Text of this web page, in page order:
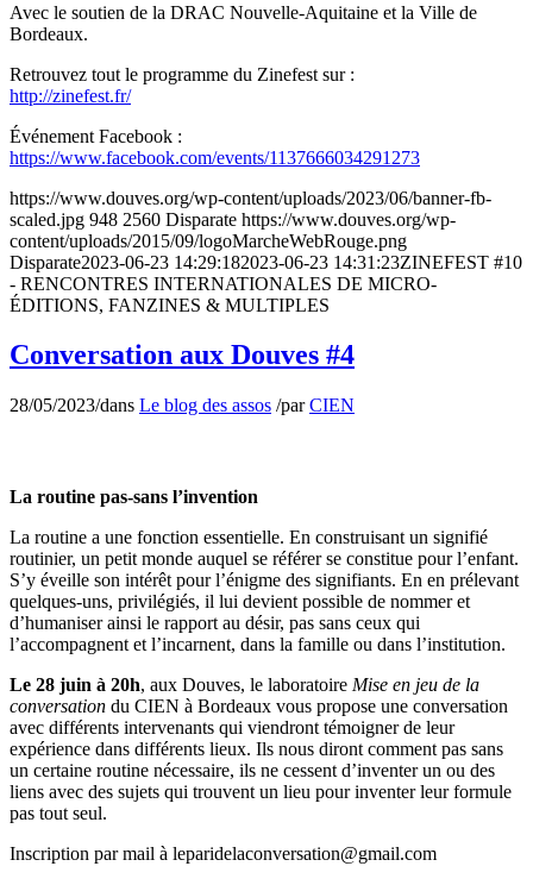
Avec le soutien de la DRAC Nouvelle-Aquitaine et la Ville de
Bordeaux.
Retrouvez tout le programme du Zinefest sur :
http://zinefest.fr/
Événement Facebook :
https://www.facebook.com/events/1137666034291273
https://www.douves.org/wp-content/uploads/2023/06/banner-fb-
scaled.jpg 948 2560 Disparate https://www.douves.org/wp-
content/uploads/2015/09/logoMarcheWebRouge.png
Disparate2023-06-23 14:29:182023-06-23 14:31:23ZINEFEST #10
- RENCONTRES INTERNATIONALES DE MICRO-
ÉDITIONS, FANZINES & MULTIPLES
Conversation aux Douves #4
28/05/2023/dans Le blog des assos /parCIEN
La routine pas-sans l’invention
La routine a une fonction essentielle. En construisant un signifié
routinier, un petit monde auquel se référer se constitue pour l’enfant.
S’y éveille son intérêt pour l’énigme des signifiants. En en prélevant
quelques-uns, privilégiés, il lui devient possible de nommer et
d’humaniser ainsi le rapport au désir, pas sans ceux qui
l’accompagnent et l’incarnent, dans la famille ou dans l’institution.
Le 28 juin à 20h, aux Douves, le laboratoire Mise en jeu de la
conversation du CIEN à Bordeaux vous propose une conversation
avec différents intervenants qui viendront témoigner de leur
expérience dans différents lieux. Ils nous diront comment pas sans
un certaine routine nécessaire, ils ne cessent d’inventer un ou des
liens avec des sujets qui trouvent un lieu pour inventer leur formule
pas tout seul.
Inscription par mail à leparidelaconversation@gmail.com